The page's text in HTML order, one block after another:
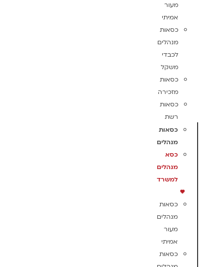
מעור
אמיתי
כסאות
מנהלים
לכבדי
משקל
כסאות
מזכירה
כסאות
רשת
כסאות
מנהלים
כסא
מנהלים
למשרד
כסאות
מנהלים
מעור
אמיתי
כסאות